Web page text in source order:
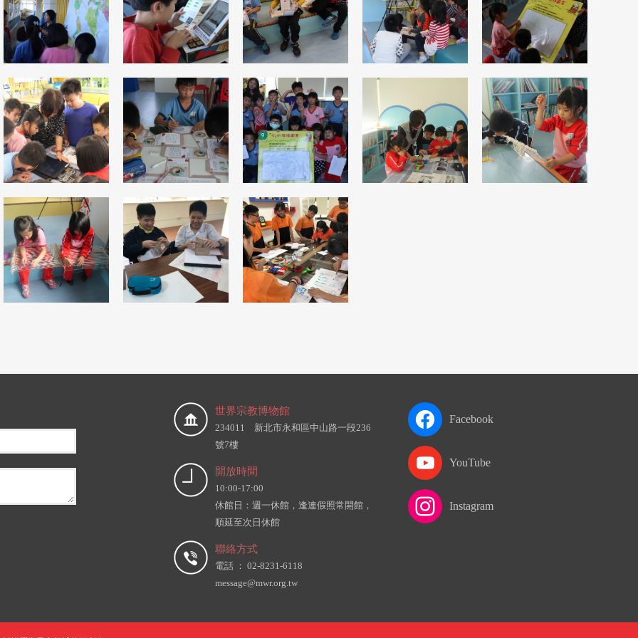
世界宗教博物館
234011 新北市永和區中山路一段236
號7樓
開放時間
10:00-17:00
休館日：週一休館，逢連假照常開館，
順延至次日休館
聯絡方式
電話 ： 02-8231-6118
message@mwr.org.tw
Facebook
YouTube
Instagram